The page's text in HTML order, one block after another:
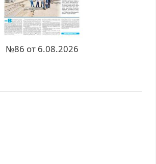
№86 от 6.08.2026